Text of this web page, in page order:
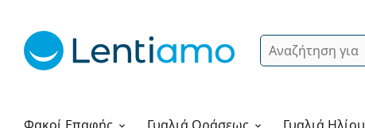
Αναζήτηση
Υγρά φακών
Πώς να παραγγείλετε